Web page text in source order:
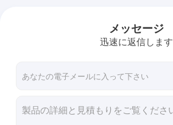
メッセージ
迅速に返信します